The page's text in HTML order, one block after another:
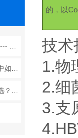
的，以
技术
1.物
2.细
3.支